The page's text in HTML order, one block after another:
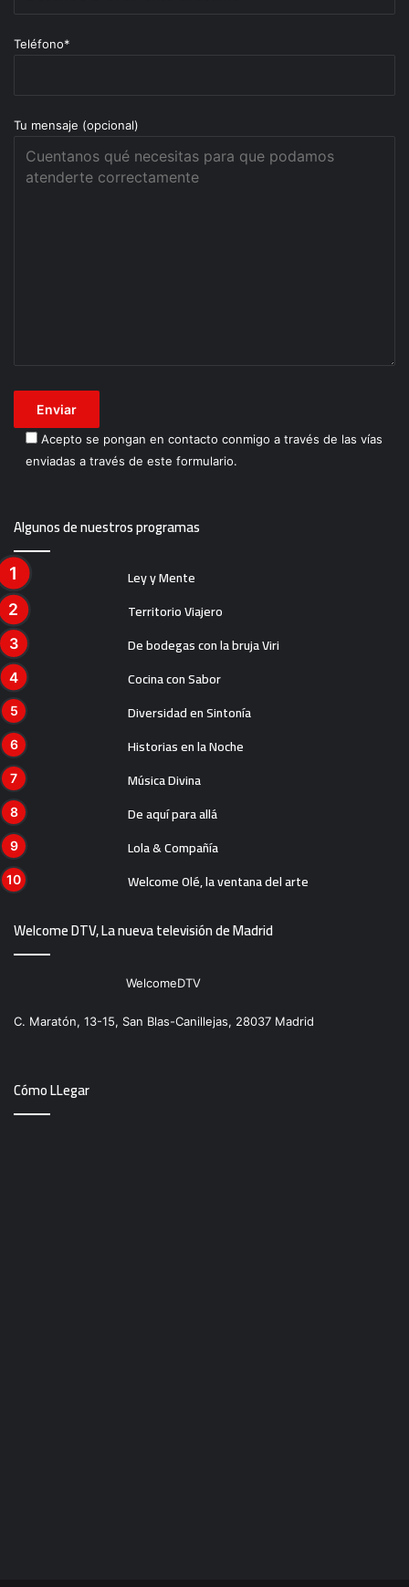
Teléfono*
Tu mensaje (opcional)
Acepto se pongan en contacto conmigo a través de las vías
enviadas a través de este formulario.
Algunos de nuestros programas
Ley y Mente
Territorio Viajero
De bodegas con la bruja Viri
Cocina con Sabor
Diversidad en Sintonía
Historias en la Noche
Música Divina
De aquí para allá
Lola & Compañía
Welcome Olé, la ventana del arte
Welcome DTV, La nueva televisión de Madrid
WelcomeDTV
C. Maratón, 13-15, San Blas-Canillejas, 28037 Madrid
Cómo LLegar